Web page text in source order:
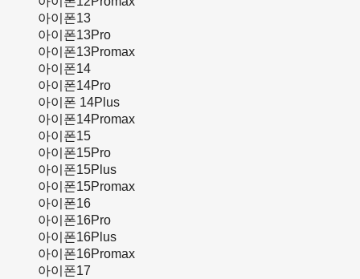
아이폰13
아이폰13Pro
아이폰13Promax
아이폰14
아이폰14Pro
아이폰 14Plus
아이폰14Promax
아이폰15
아이폰15Pro
아이폰15Plus
아이폰15Promax
아이폰16
아이폰16Pro
아이폰16Plus
아이폰16Promax
아이폰17